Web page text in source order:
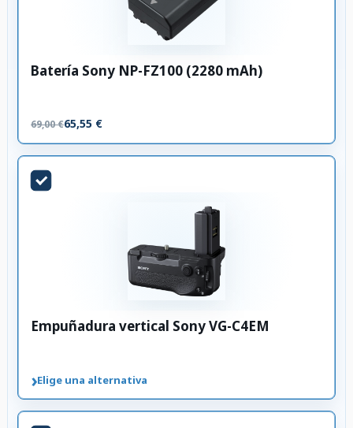
Batería Sony NP-FZ100 (2280 mAh)
69,00 €65,55 €
Empuñadura vertical Sony VG-C4EM
›Elige una alternativa